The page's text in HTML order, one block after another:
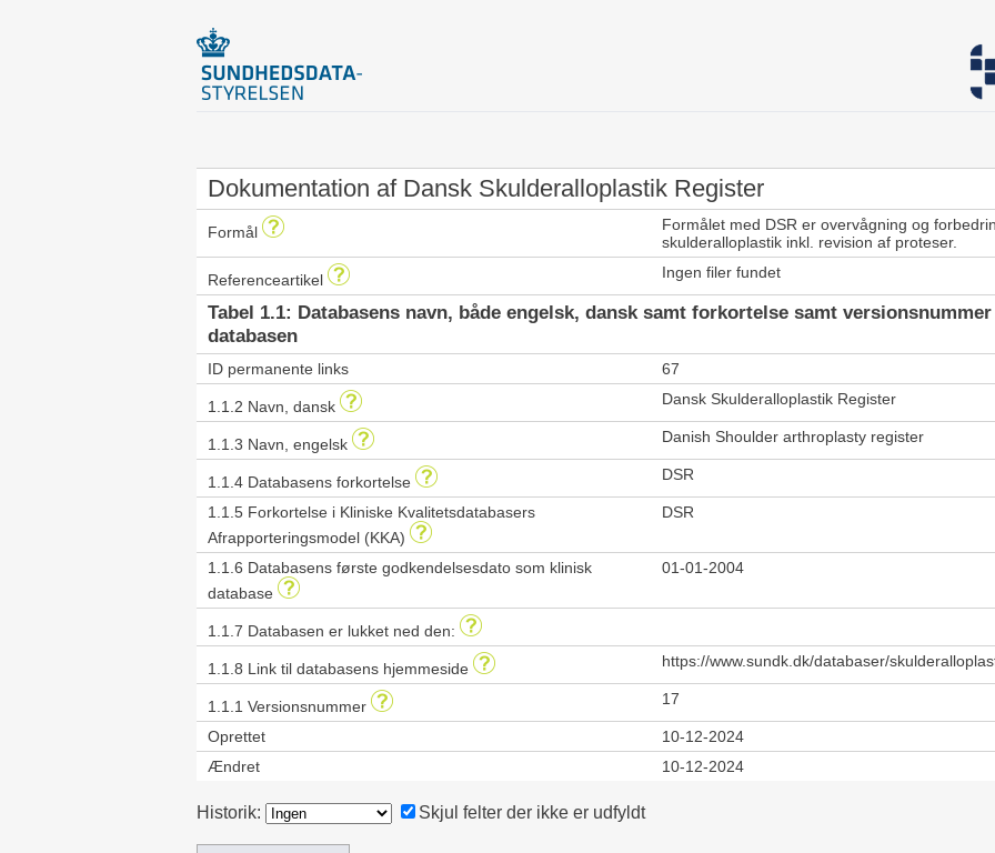
Dokumentation af Dansk Skulderalloplastik Register
Formål
Formålet med DSR er overvågning og
skulderalloplastik inkl. revision af proteser.
Referenceartikel Ingen filer fundet
Tabel 1.1: Databasens navn, både engelsk, dansk samt forkortelse samt
databasen
ID permanente links 67
1.1.2 Navn, dansk Dansk Skulderalloplastik Register
1.1.3 Navn, engelsk Danish Shoulder arthroplasty register
1.1.4 Databasens forkortelse DSR
1.1.5 Forkortelse i Kliniske Kvalitetsdatabasers
Afrapporteringsmodel (KKA)
DSR
1.1.6 Databasens første godkendelsesdato som klinisk
database
01-01-2004
1.1.7 Databasen er lukket ned den:
1.1.8 Link til databasens hjemmeside https://www.sundk.dk/databaser/
1.1.1 Versionsnummer 17
Oprettet
10-12-2024
Ændret
10-12-2024
Historik: Skjul felter der ikke er udfyldt